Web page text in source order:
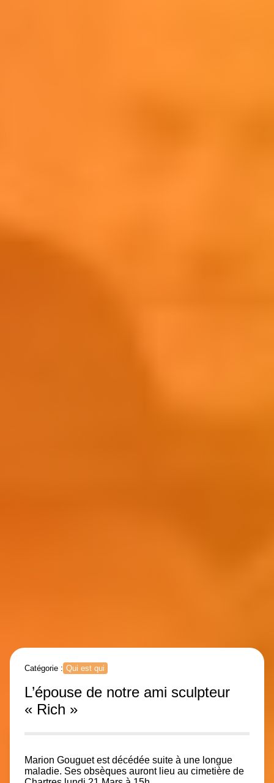
Catégorie : Qui est qui
L’épouse de notre ami sculpteur
« Rich »
Marion Gouguet est décédée suite à une longue
maladie. Ses obsèques auront lieu au cimetière de